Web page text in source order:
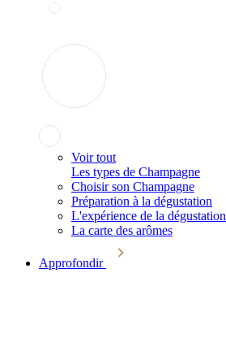
Voir tout
Les types de Champagne
Choisir son Champagne
Préparation à la dégustation
L'expérience de la dégustation
La carte des arômes
Approfondir